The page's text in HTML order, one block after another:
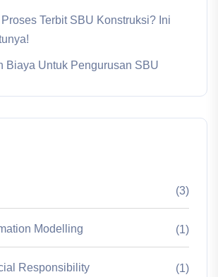
Terbit SBU Konstruksi? Ini
Biaya Untuk Pengurusan SBU
(3)
Modelling (1)
Responsibility (1)